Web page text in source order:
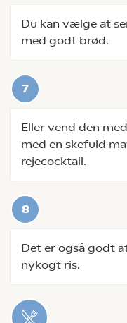
Du kan vælge at
med godt brød.
Eller vend den
med en skefuld
rejecocktail.
Det er også godt
nykogt ris.